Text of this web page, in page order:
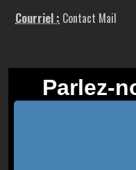
Courriel : Contact Mail